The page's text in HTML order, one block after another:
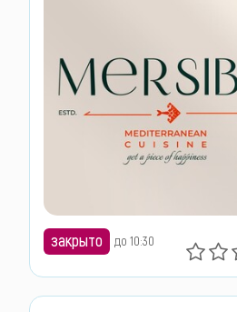
закрыто до 10:30